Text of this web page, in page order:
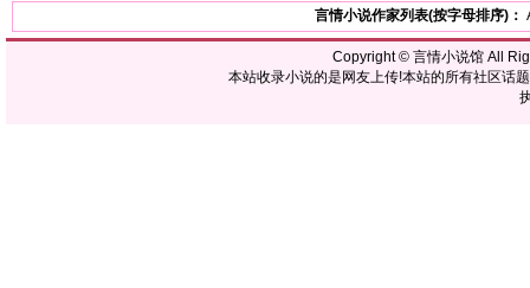
言情小说作家列表(按字母排序)：
Copyright © 言情小说馆All
本站收录小说的是网友上传!本站的所有社区话